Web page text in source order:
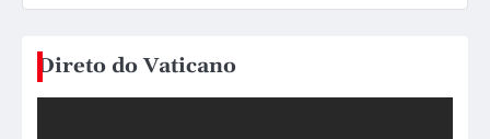
Direto do Vaticano